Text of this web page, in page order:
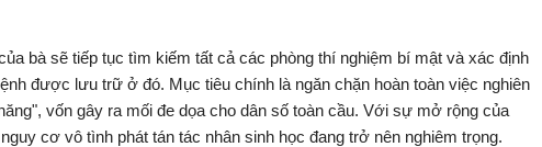
bà sẽ tiếp tục tìm kiếm tất cả các phòng thí nghiệm bí mật và xác định
được lưu trữ ở đó. Mục tiêu chính là ngăn chặn hoàn toàn việc nghiên
vốn gây ra mối đe dọa cho dân số toàn cầu. Với sự mở rộng của
cơ vô tình phát tán tác nhân sinh học đang trở nên nghiêm trọng.